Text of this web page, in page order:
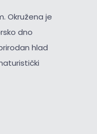
Okružena je
dno
hlad